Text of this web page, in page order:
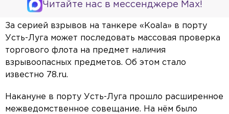
Читайте нас в мессенджере Max!
За серией взрывов на танкере «Koala» в порту
Усть-Луга может последовать массовая проверка
торгового флота на предмет наличия
взрывоопасных предметов. Об этом стало
известно 78.ru.
Накануне в порту Усть-Луга прошло расширенное
межведомственное совещание. На нём было